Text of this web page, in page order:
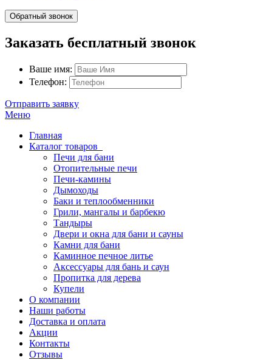
Обратный звонок
Заказать бесплатный звонок
Ваше имя:
Телефон:
Отправить заявку
Меню
Главная
Каталог товаров
Печи для бани
Отопительные печи
Печи-камины
Дымоходы
Баки и теплообменники
Грили, мангалы и барбекю
Тандыры
Двери и окна для бани и сауны
Камни для бани
Каминное печное литье
Аксессуары для бань и саун
Пропитка для дерева
Купели
О компании
Наши работы
Доставка и оплата
Акции
Контакты
Отзывы